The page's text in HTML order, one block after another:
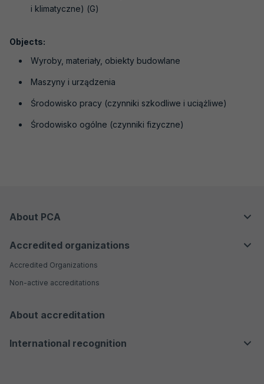
i klimatyczne) (G)
Objects:
Wyroby, materiały, obiekty budowlane
Maszyny i urządzenia
Środowisko pracy (czynniki szkodliwe i uciążliwe)
Środowisko ogólne (czynniki fizyczne)
Menu
stopka
About PCA
Accredited organizations
Accredited Organizations
Non-active accreditations
About accreditation
International recognition